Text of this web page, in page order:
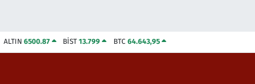
ALTIN 6500.87 BİST13.799 BTC 64.643,95